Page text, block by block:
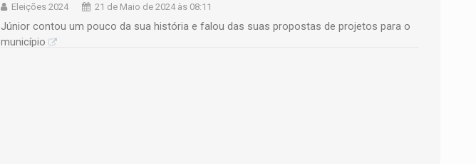
Eleições 2024 21 de Maio de 2024 às 08:11
Júnior contou um pouco da sua história e falou das suas propostas de projetos para o
município